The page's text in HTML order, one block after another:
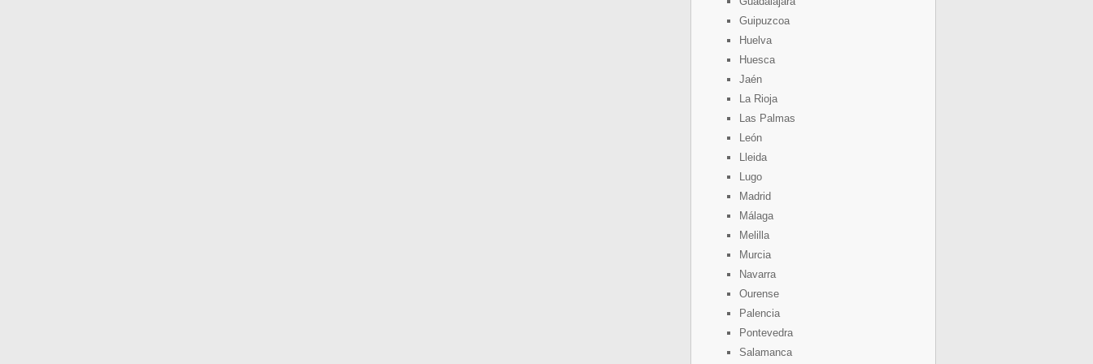
Guipuzcoa
Huelva
Huesca
Jaén
La Rioja
Las Palmas
León
Lleida
Lugo
Madrid
Málaga
Melilla
Murcia
Navarra
Ourense
Palencia
Pontevedra
Salamanca